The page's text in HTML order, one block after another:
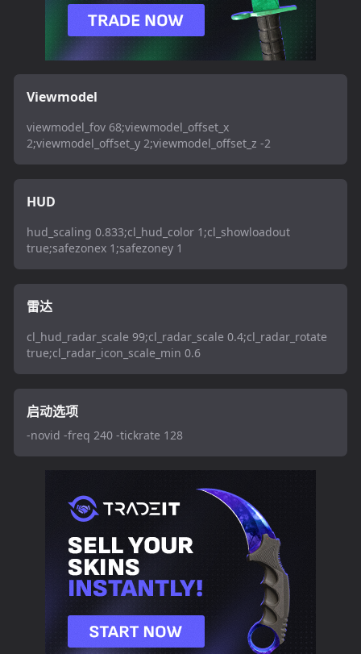
Viewmodel
viewmodel_fov 68;viewmodel_offset_x
2;viewmodel_offset_y 2;viewmodel_offset_z -2
HUD
hud_scaling 0.833;cl_hud_color 1;cl_showloadout
true;safezonex 1;safezoney 1
雷达
cl_hud_radar_scale 99;cl_radar_scale 0.4;cl_radar_rotate
true;cl_radar_icon_scale_min 0.6
启动选项
-novid -freq 240 -tickrate 128